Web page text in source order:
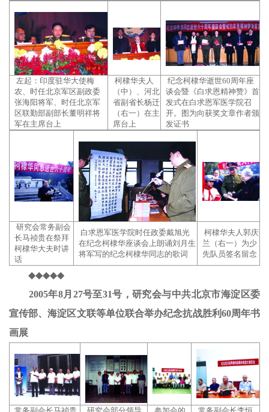
左起：印度驻华大使梅
农、时任北京军区副政委
张海阳将军、时任北京军
区联勤部副部长董明祥将
军在主席台上
柯棣华夫人
（中）、河北
省副省长杨迁
（右一）在主
席台上
纪念柯棣华逝世60周年座
谈会暨《白求恩精神赞》首
发式在白求恩军医学院召
开。图为向获奖文章作者颁
发证书
研究会常务副会
长马祯贵在祭拜
柯棣华大夫时讲
话
白求恩军医学院时任政委戴旭光
在纪念柯棣华座谈会上朗诵刘月生
将军写的纪念柯棣华同志的歌词
柯棣华夫人郭庆
兰（右一）为少
先队员签名留念
◆◆◆◆◆
2005年8月27号至31号，研究会与中共北京市海淀区委
宣传部、海淀区文联等单位联合举办纪念抗战胜利60周年书
画展